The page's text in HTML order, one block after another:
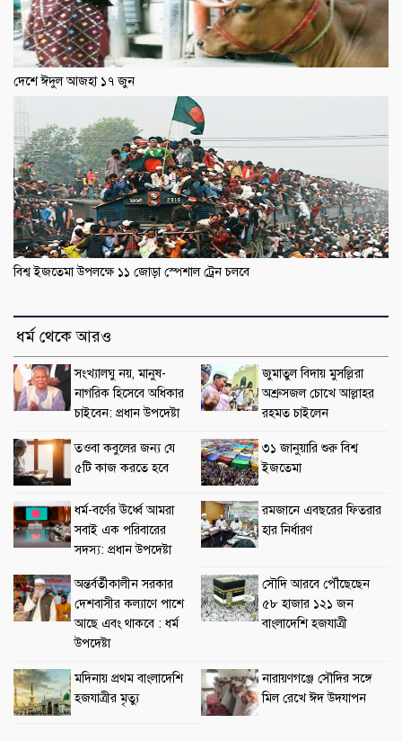
দেশে ঈদুল আজহা ১৭ জুন
বিশ্ব ইজতেমা উপলক্ষে ১১ জোড়া স্পেশাল ট্রেন চলবে
ধর্ম থেকে আরও
সংখ্যালঘু নয়, মানুষ-
নাগরিক হিসেবে অধিকার
চাইবেন: প্রধান উপদেষ্টা
জুমাতুল বিদায় মুসল্লিরা
অশ্রুসজল চোখে আল্লাহর
রহমত চাইলেন
তওবা কবুলের জন্য যে
৫টি কাজ করতে হবে
৩১ জানুয়ারি শুরু বিশ্ব
ইজতেমা
ধর্ম-বর্ণের ঊর্ধ্বে আমরা
সবাই এক পরিবারের
সদস্য: প্রধান উপদেষ্টা
রমজানে এবছরের ফিতরার
হার নির্ধারণ
অন্তর্বর্তীকালীন সরকার
দেশবাসীর কল্যাণে পাশে
আছে এবং থাকবে : ধর্ম
উপদেষ্টা
সৌদি আরবে পৌঁছেছেন
৫৮ হাজার ১২১ জন
বাংলাদেশি হজযাত্রী
মদিনায় প্রথম বাংলাদেশি
হজযাত্রীর মৃত্যু
নারায়ণগঞ্জে সৌদির সঙ্গে
মিল রেখে ঈদ উদযাপন